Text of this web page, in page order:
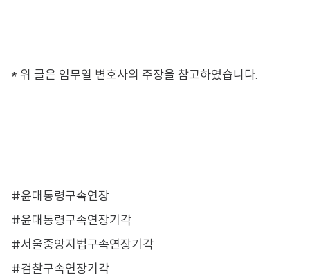
* 위 글은 임무열 변호사의 주장을 참고하였습니다.
#윤대통령구속연장
#윤대통령구속연장기각
#서울중앙지법구속연장기각
#검찰구속연장기각